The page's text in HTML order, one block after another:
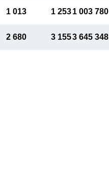
1 013 1 2531 003 780
2 680 3 1553 645 348